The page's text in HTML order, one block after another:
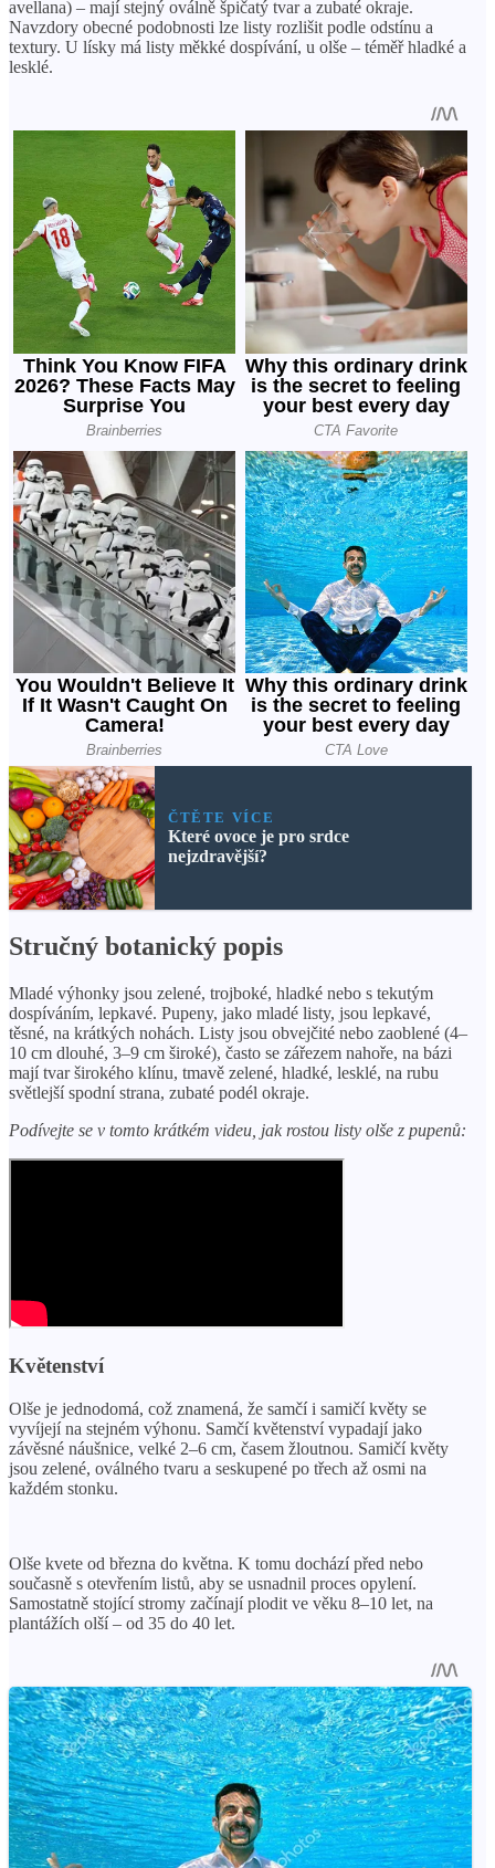
avellana) – mají stejný oválně špičatý tvar a zubaté okraje.
Navzdory obecné podobnosti lze listy rozlišit podle odstínu a
textury. U lísky má listy měkké dospívání, u olše – téměř hladké a
lesklé.
ČTĚTE VÍCE
Které ovoce je pro srdce
nejzdravější?
Stručný botanický popis
Mladé výhonky jsou zelené, trojboké, hladké nebo s tekutým
dospíváním, lepkavé. Pupeny, jako mladé listy, jsou lepkavé,
těsné, na krátkých nohách. Listy jsou obvejčité nebo zaoblené (4–
10 cm dlouhé, 3–9 cm široké), často se zářezem nahoře, na bázi
mají tvar širokého klínu, tmavě zelené, hladké, lesklé, na rubu
světlejší spodní strana, zubaté podél okraje.
Podívejte se v tomto krátkém videu, jak rostou listy olše z pupenů:
Květenství
Olše je jednodomá, což znamená, že samčí i samičí květy se
vyvíjejí na stejném výhonu. Samčí květenství vypadají jako
závěsné náušnice, velké 2–6 cm, časem žloutnou. Samičí květy
jsou zelené, oválného tvaru a seskupené po třech až osmi na
každém stonku.
Olše kvete od března do května. K tomu dochází před nebo
současně s otevřením listů, aby se usnadnil proces opylení.
Samostatně stojící stromy začínají plodit ve věku 8–10 let, na
plantážích olší – od 35 do 40 let.